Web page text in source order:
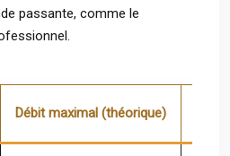
passante, comme le
Débit maximal (théorique)